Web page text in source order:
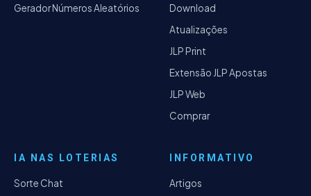
Gerador Números Aleatórios
Download
Atualizações
JLP Print
Extensão JLP Apostas
JLP Web
Comprar
IA NAS LOTERIAS
Sorte Chat
INFORMATIVO
Artigos